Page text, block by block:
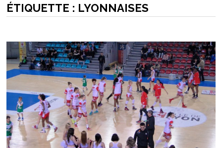
ÉTIQUETTE : LYONNAISES